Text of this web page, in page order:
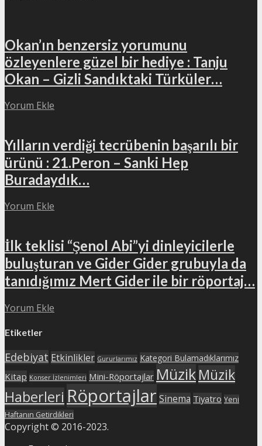
Okan’ın benzersiz yorumunu
özleyenlere güzel bir hediye : Tanju
Okan – Gizli Sandıktaki Türküler…
Yorum Ekle
Yılların verdiği tecrübenin başarılı bir
ürünü : 21.Peron – Sanki Hep
Buradaydık…
Yorum Ekle
İlk teklisi “Şenol Abi”yi dinleyicilerle
buluşturan ve Gider Gider grubuyla da
tanıdığımız Mert Gider ile bir röportaj…
Yorum Ekle
Etiketler
Edebiyat Etkinlikler Gururlarımız Kategori Bulamadıklarımız
Kitap Konser İzlenimleri Mini-Röportajlar MüzikMüzik
Haberleri Röportajlar Sinema Tiyatro Yeni
Haftanın Getirdikleri
Copyright © 2016-2023.